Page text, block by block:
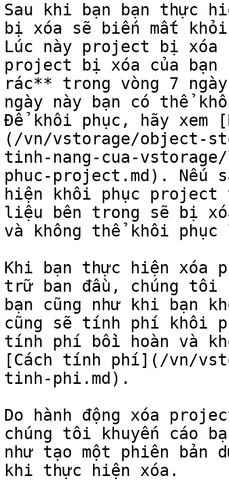
Sau khi bạn bạn thực
bị xóa sẽ biến mất
Lúc này project bị xóa
project bị xóa của
rác** trong vòng 7
ngày này bạn có thể
Để khôi phục, hãy xem
(/vn/vstorage/object-
tinh-nang-cua-
phuc-project.md). Nếu
hiện khôi phục
liệu bên trong sẽ bị
và không thể khôi
Khi bạn thực hiện xóa
trữ ban đầu, chúng tôi
bạn cũng như khi bạn
cũng sẽ tính phí khôi
tính phí bồi hoàn và
[Cách tính phí](/vn/
tinh-phi.md).
Do hành động xóa
chúng tôi khuyến cáo
như tạo một phiên bản
khi thực hiện xóa.